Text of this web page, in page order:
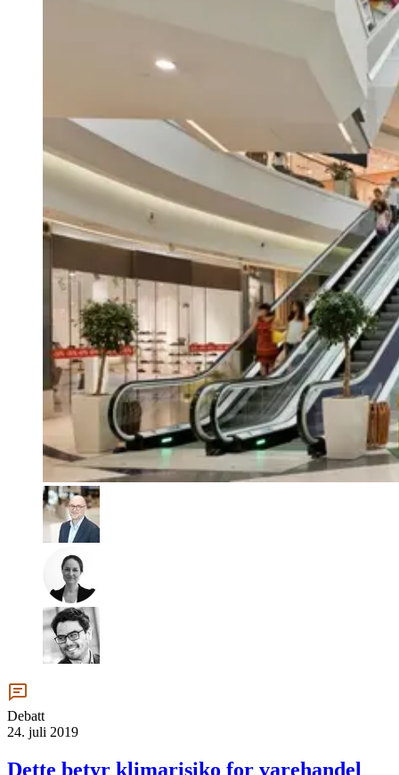
Debatt
24. juli 2019
Dette betyr klimarisiko for varehandel